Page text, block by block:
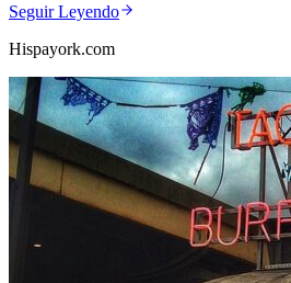
Seguir Leyendo
Hispayork.com